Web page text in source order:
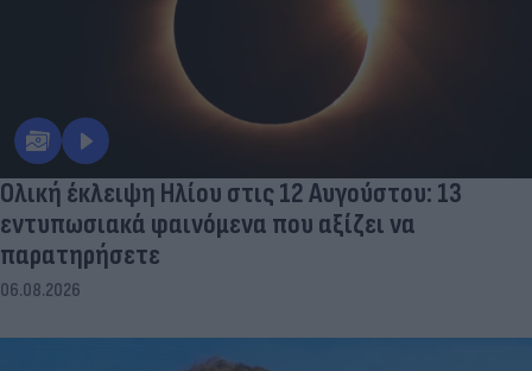
Ολική έκλειψη Ηλίου στις 12 Αυγούστου: 13
εντυπωσιακά φαινόμενα που αξίζει να
παρατηρήσετε
06.08.2026